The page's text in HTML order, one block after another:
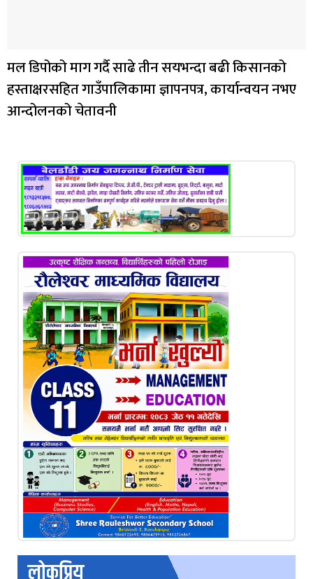
मल डिपोको माग गर्दै साढे तीन सयभन्दा बढी किसानको
हस्ताक्षरसहित गाउँपालिकामा ज्ञापनपत्र, कार्यान्वयन नभए
आन्दोलनको चेतावनी